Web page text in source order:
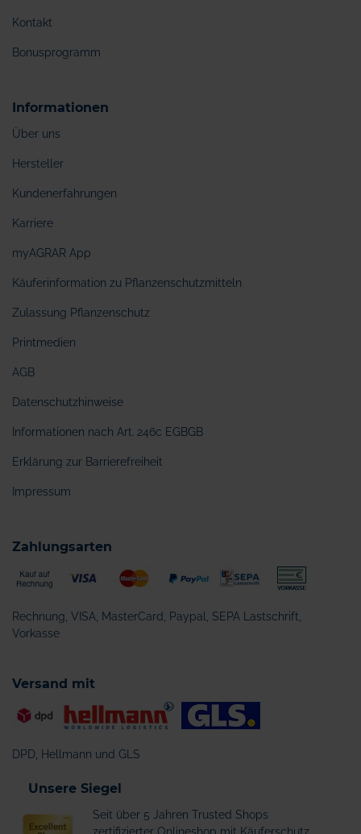
Kontakt
Bonusprogramm
Informationen
Über uns
Hersteller
Kundenerfahrungen
Karriere
myAGRAR App
Käuferinformation zu Pflanzenschutzmitteln
Zulassung Pflanzenschutz
Printmedien
AGB
Datenschutzhinweise
Informationen nach Art. 246c EGBGB
Erklärung zur Barrierefreiheit
Impressum
Zahlungsarten
Rechnung, VISA, MasterCard, Paypal, SEPA Lastschrift,
Vorkasse
Versand mit
DPD, Hellmann und GLS
Unsere Siegel
Seit über 5 Jahren Trusted Shops